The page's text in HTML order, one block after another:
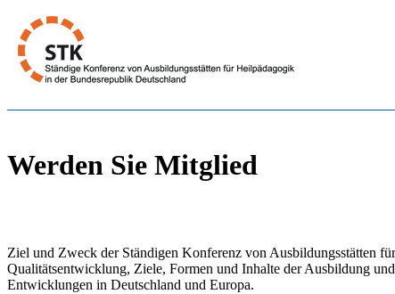
Werden Sie Mitglied
Ziel und Zweck der Ständigen Konferenz von Ausbildungsstätten
Qualitätsentwicklung, Ziele, Formen und Inhalte der Ausbildung
Entwicklungen in Deutschland und Europa.